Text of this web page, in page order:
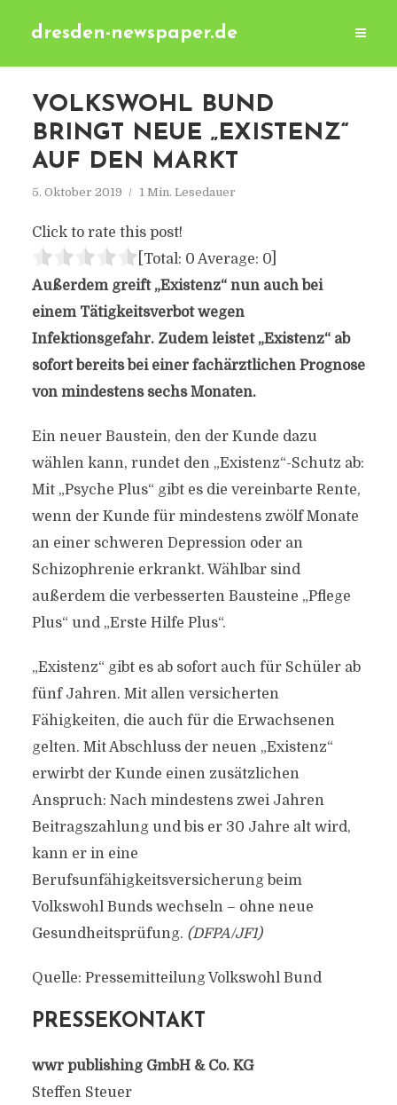
dresden-newspaper.de
VOLKSWOHL BUND
BRINGT NEUE „EXISTENZ“
AUF DEN MARKT
5. Oktober 2019 1 Min. Lesedauer
Click to rate this post!
[Total: 0 Average: 0]
Außerdem greift „Existenz“ nun auch bei
einem Tätigkeitsverbot wegen
Infektionsgefahr. Zudem leistet „Existenz“ ab
sofort bereits bei einer fachärztlichen Prognose
von mindestens sechs Monaten.
Ein neuer Baustein, den der Kunde dazu
wählen kann, rundet den „Existenz“-Schutz ab:
Mit „Psyche Plus“ gibt es die vereinbarte Rente,
wenn der Kunde für mindestens zwölf Monate
an einer schweren Depression oder an
Schizophrenie erkrankt. Wählbar sind
außerdem die verbesserten Bausteine „Pflege
Plus“ und „Erste Hilfe Plus“.
„Existenz“ gibt es ab sofort auch für Schüler ab
fünf Jahren. Mit allen versicherten
Fähigkeiten, die auch für die Erwachsenen
gelten. Mit Abschluss der neuen „Existenz“
erwirbt der Kunde einen zusätzlichen
Anspruch: Nach mindestens zwei Jahren
Beitragszahlung und bis er 30 Jahre alt wird,
kann er in eine
Berufsunfähigkeitsversicherung beim
Volkswohl Bunds wechseln – ohne neue
Gesundheitsprüfung. (DFPA/JF1)
Quelle: Pressemitteilung Volkswohl Bund
PRESSEKONTAKT
wwr publishing GmbH & Co. KG
Steffen Steuer